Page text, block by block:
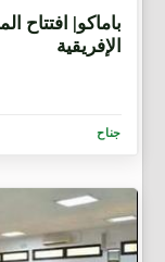
ﺍﻹﻓﺮﻳﻘﻴﺔ
جناح